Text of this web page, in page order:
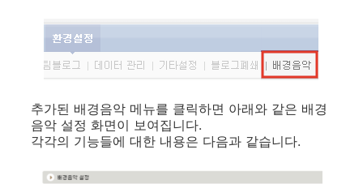
추가된 배경음악 메뉴를 클릭하면 아래와 같은 배경
음악 설정 화면이 보여집니다.
각각의 기능들에 대한 내용은 다음과 같습니다.